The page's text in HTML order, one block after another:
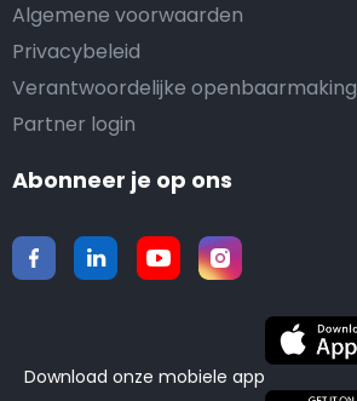
Algemene voorwaarden
Privacybeleid
Verantwoordelijke openbaarmaking
Partner login
Abonneer je op ons
Download onze mobiele app